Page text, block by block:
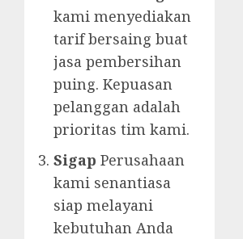
kami menyediakan
tarif bersaing buat
jasa pembersihan
puing. Kepuasan
pelanggan adalah
prioritas tim kami.
Sigap Perusahaan
kami senantiasa
siap melayani
kebutuhan Anda